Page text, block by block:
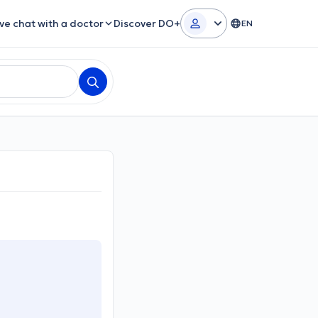
chat with a doctor Discover DO+ EN